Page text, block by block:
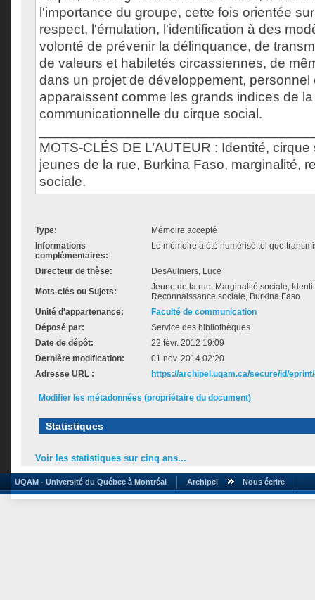
l'importance du groupe, cette fois orientée
respect, l'émulation, l'identification à des
volonté de prévenir la délinquance, de
de valeurs et habiletés circassiennes, de
dans un projet de développement, personnel
apparaissent comme les grands indices de
communicationnelle du cirque social.
MOTS-CLÉS DE L’AUTEUR : Identité,
jeunes de la rue, Burkina Faso, marginalité,
sociale.
Type:
Mémoire accepté
Informations
complémentaires:
Le mémoire a été numérisé tel que
Directeur de thèse: DesAulniers, Luce
Mots-clés ou Sujets:
Jeune de la rue, Marginalité sociale,
Reconnaissance sociale, Burkina Faso
Unité d'appartenance:
Faculté de communication
Déposé par:
Service des bibliothèques
Date de dépôt:
22 févr. 2012 19:09
Dernière modification:
01 nov. 2014 02:20
Adresse URL :
https://archipel.uqam.ca/secure/id/
Modifier les métadonnées (propriétaire du document)
Statistiques
Voir les statistiques sur cinq ans...
UQAM - Université du Québec à Montréal Archipel Nous écrire